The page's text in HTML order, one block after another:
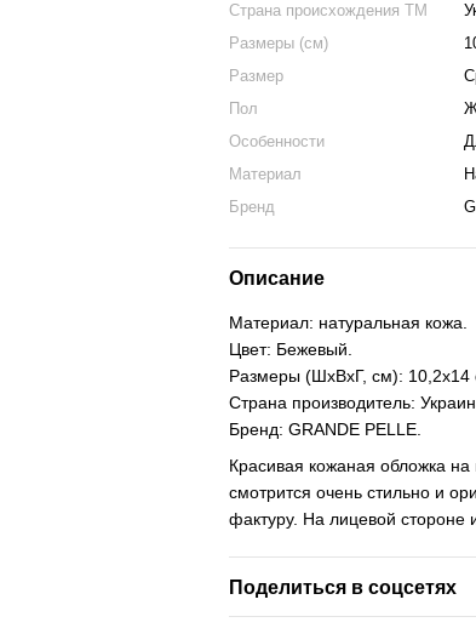
Страна происхождения ТМ
Размеры (см)
Размер
Пол
Особенности
Материал
Бренд
Описание
Материал: натуральная кожа.
Цвет: Бежевый.
Размеры (ШхВхГ, см): 10,2х14
Страна производитель:
Бренд: GRANDE PELLE.
Красивая кожаная обложка
смотрится очень стильно и
фактуру. На лицевой
Поделиться в соцсетях